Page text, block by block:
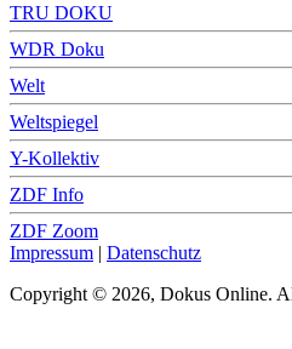
TRU DOKU
WDR Doku
Welt
Weltspiegel
Y-Kollektiv
ZDF Info
ZDF Zoom
Impressum | Datenschutz
Copyright © 2026, Dokus Online.